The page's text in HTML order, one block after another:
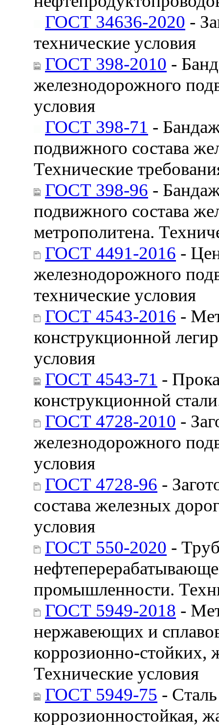
ГОСТ 34636-2020 -
технические условия
ГОСТ 398-2010 -
железнодорожного
условия
ГОСТ 398-71 -
подвижного состава
Технические
ГОСТ 398-96 -
подвижного состава
метрополитена.
ГОСТ 4491-2016 -
железнодорожного
технические условия
ГОСТ 4543-2016 -
конструкционной
условия
ГОСТ 4543-71 -
конструкционной
ГОСТ 4728-2010 -
железнодорожного
условия
ГОСТ 4728-96 -
состава железных
условия
ГОСТ 550-2020 -
промышленности.
ГОСТ 5949-2018 -
нержавеющих и
коррозионно-
Технические условия
ГОСТ 5949-75 -
коррозионностойкая,